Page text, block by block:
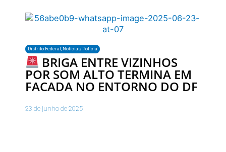
Distrito Federal , Notícias, Polícia
BRIGA ENTRE VIZINHOS
POR SOM ALTO TERMINA EM
FACADA NO ENTORNO DO DF
23 de junho de 2025